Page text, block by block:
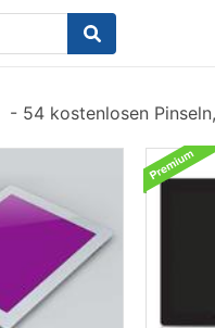
- 54 kostenlosen